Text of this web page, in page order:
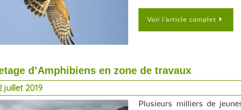
Voir l’article complet
d’Amphibiens en zone de travaux
juillet 2019
Plusieurs milliers de